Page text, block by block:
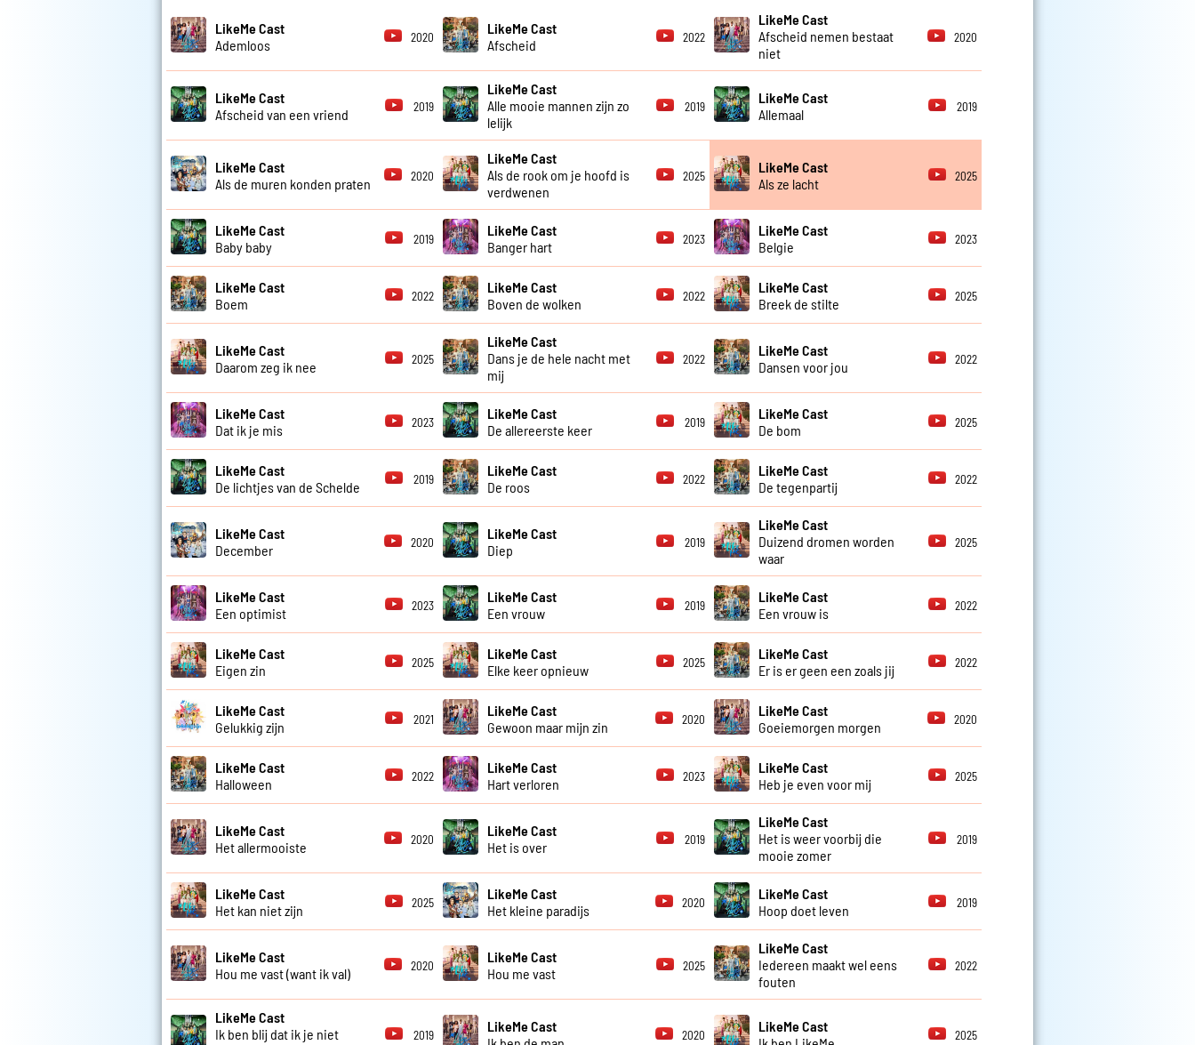
LikeMe Cast
Ademloos
2020
LikeMe Cast
Afscheid
2022
LikeMe Cast
Afscheid nemen bestaat
niet
2020
LikeMe Cast
Afscheid van een vriend
2019
LikeMe Cast
Alle mooie mannen zijn zo
lelijk
2019
LikeMe Cast
Allemaal
2019
LikeMe Cast
Als de muren konden praten
2020
LikeMe Cast
Als de rook om je hoofd is
verdwenen
2025
LikeMe Cast
Als ze lacht
2025
LikeMe Cast
Baby baby
2019
LikeMe Cast
Banger hart
2023
LikeMe Cast
Belgie
2023
LikeMe Cast
Boem
2022
LikeMe Cast
Boven de wolken
2022
LikeMe Cast
Breek de stilte
2025
LikeMe Cast
Daarom zeg ik nee
2025
LikeMe Cast
Dans je de hele nacht met
mij
2022
LikeMe Cast
Dansen voor jou
2022
LikeMe Cast
Dat ik je mis
2023
LikeMe Cast
De allereerste keer
2019
LikeMe Cast
De bom
2025
LikeMe Cast
De lichtjes van de Schelde
2019
LikeMe Cast
De roos
2022
LikeMe Cast
De tegenpartij
2022
LikeMe Cast
December
2020
LikeMe Cast
Diep
2019
LikeMe Cast
Duizend dromen worden
waar
2025
LikeMe Cast
Een optimist
2023
LikeMe Cast
Een vrouw
2019
LikeMe Cast
Een vrouw is
2022
LikeMe Cast
Eigen zin
2025
LikeMe Cast
Elke keer opnieuw
2025
LikeMe Cast
Er is er geen een zoals jij
2022
LikeMe Cast
Gelukkig zijn
2021
LikeMe Cast
Gewoon maar mijn zin
2020
LikeMe Cast
Goeiemorgen morgen
2020
LikeMe Cast
Halloween
2022
LikeMe Cast
Hart verloren
2023
LikeMe Cast
Heb je even voor mij
2025
LikeMe Cast
Het allermooiste
2020
LikeMe Cast
Het is over
2019
LikeMe Cast
Het is weer voorbij die
mooie zomer
2019
LikeMe Cast
Het kan niet zijn
2025
LikeMe Cast
Het kleine paradijs
2020
LikeMe Cast
Hoop doet leven
2019
LikeMe Cast
Hou me vast (want ik val)
2020
LikeMe Cast
Hou me vast
2025
LikeMe Cast
Iedereen maakt wel eens
fouten
2022
LikeMe Cast
Ik ben blij dat ik je niet
2019
LikeMe Cast
2020
LikeMe Cast
2025